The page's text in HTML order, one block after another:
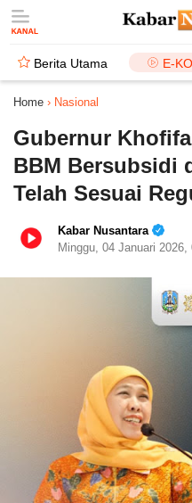
Berita Utama E-
Home › Nasional
Gubernur
BBM Bersubsidi
Telah Sesuai
Kabar Nusantara
Minggu, 04 Januari 2026,